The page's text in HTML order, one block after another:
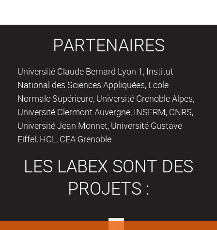
PARTENAIRES
Université Claude Bernard Lyon 1, Institut
National des Sciences Appliquées, Ecole
Normale Supérieure, Université Grenoble Alpes,
Université Clermont Auvergne, INSERM, CNRS,
Université Jean Monnet, Université Gustave
Eiffel, HCL, CEA Grenoble
LES LABEX SONT DES
PROJETS :